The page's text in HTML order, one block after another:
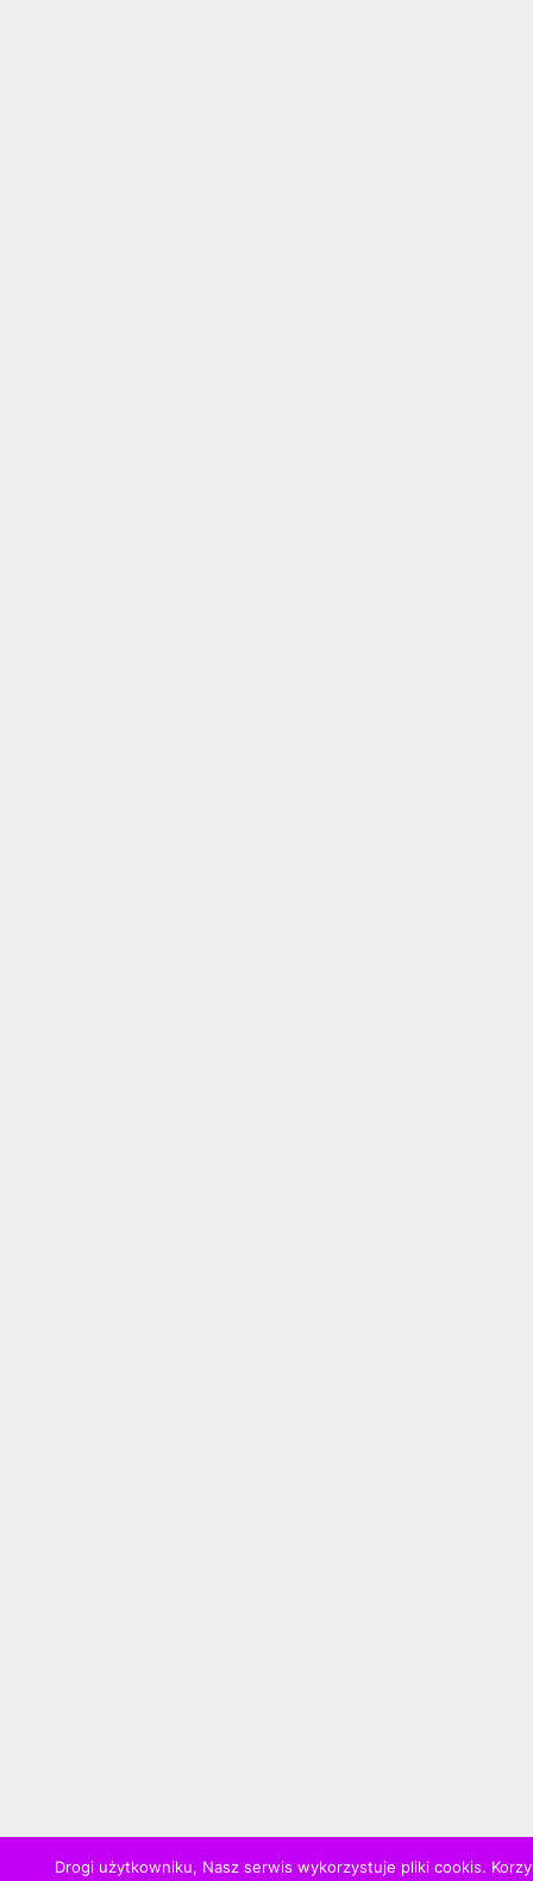
Drogi użytkowniku, Nasz serwis wykorzystuje pliki cookis.